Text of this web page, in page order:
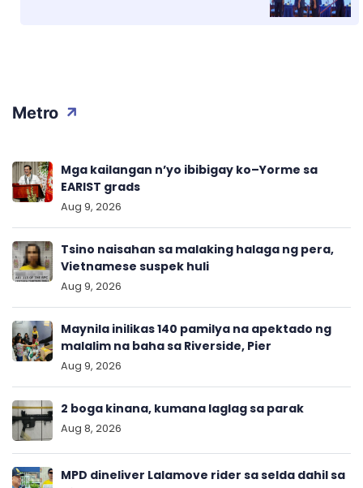
Metro
Mga kailangan n’yo ibibigay ko–Yorme sa
EARIST grads
Aug 9, 2026
Tsino naisahan sa malaking halaga ng pera,
Vietnamese suspek huli
Aug 9, 2026
Maynila inilikas 140 pamilya na apektado ng
malalim na baha sa Riverside, Pier
Aug 9, 2026
2 boga kinana, kumana laglag sa parak
Aug 8, 2026
MPD dineliver Lalamove rider sa selda dahil sa